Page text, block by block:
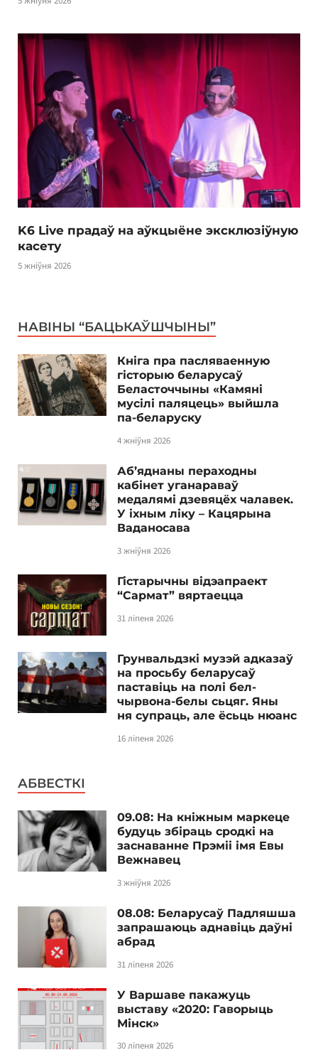
K6 Live прадаў на аўкцыёне эксклюзіўную
касету
5 жніўня 2026
НАВІНЫ “БАЦЬКАЎШЧЫНЫ”
Кніга пра пасляваенную
гісторыю беларусаў
Беласточчыны «Камяні
мусілі паляцець» выйшла
па-беларуску
4 жніўня 2026
Аб’яднаны пераходны
кабінет уганараваў
медалямі дзевяцёх чалавек.
У іхным ліку – Кацярына
Ваданосава
3 жніўня 2026
Гістарычны відэапраект
“Сармат” вяртаецца
31 ліпеня 2026
Грунвальдзкі музэй адказаў
на просьбу беларусаў
паставіць на полі бел-
чырвона-белы сьцяг. Яны
ня супраць, але ёсьць нюанс
16 ліпеня 2026
АБВЕСТКІ
09.08: На кніжным маркеце
будуць збіраць сродкі на
заснаванне Прэміі імя Евы
Вежнавец
3 жніўня 2026
08.08: Беларусаў Падляшша
запрашаюць аднавіць даўні
абрад
31 ліпеня 2026
У Варшаве пакажуць
выставу «2020: Гаворыць
Мінск»
30 ліпеня 2026